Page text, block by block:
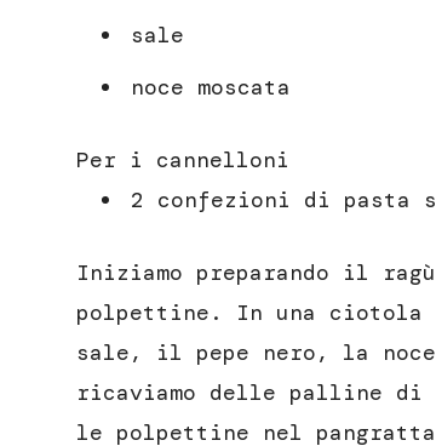
sale
noce moscata
Per i cannelloni
2 confezioni di pasta
Iniziamo preparando il
polpettine. In una ciotola
sale, il pepe nero, la noce
ricaviamo delle palline di
le polpettine nel